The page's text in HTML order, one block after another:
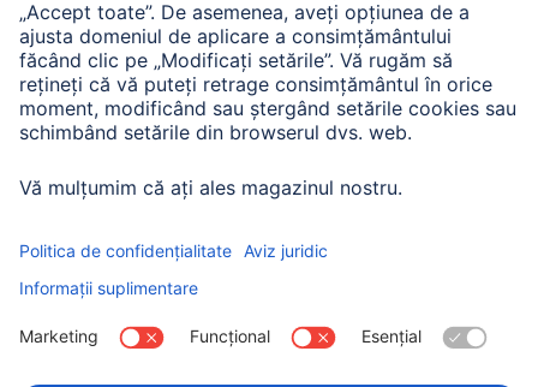
Istoria companiei
Hama Mondial